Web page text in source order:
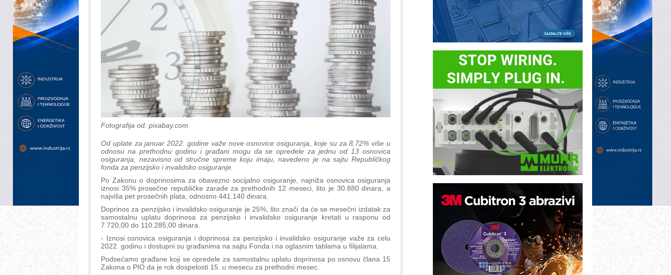
Fotografija od: pixabay.com
Od uplate za januar 2022. godine važe nove osnovice osiguranja, koje su za 8,72% više u
odnosu na prethodnu godinu i građani mogu da se opredele za jednu od 13 osnovica
osiguranja, nezavisno od stručne spreme koju imaju, navedeno je na sajtu Republičkog
fonda za penzijsko i invalidsko osiguranje.
Po Zakonu o doprinosima za obavezno socijalno osiguranje, najniža osnovica osiguranja
iznosi 35% prosečne republičke zarade za prethodnih 12 meseci, što je 30.880 dinara, a
najviša pet prosečnih plata, odnosno 441.140 dinara.
Doprinos za penzijsko i invalidsko osiguranje je 25%, što znači da će se mesečni izdatak za
samostalnu uplatu doprinosa za penzijsko i invalidsko osiguranje kretati u rasponu od
7.720,00 do 110.285,00 dinara.
- Iznosi osnovica osiguranja i doprinosa za penzijsko i invalidsko osiguranje važe za celu
2022. godinu i dostupni su građanima na sajtu Fonda i na oglasnim tablama u filijalama.
Podsećamo građane koji se opredele za samostalnu uplatu doprinosa po osnovu člana 15
Zakona o PIO da je rok dospelosti 15. u mesecu za prethodni mesec.
IB BLUMENAUER - više od 40 godina
poverenja u industriji
COMBYPACK
RMQ-TITAN ADVANCED INDICATOR
– Pametna signalizacija za efikasnije
upravljanje mašinama